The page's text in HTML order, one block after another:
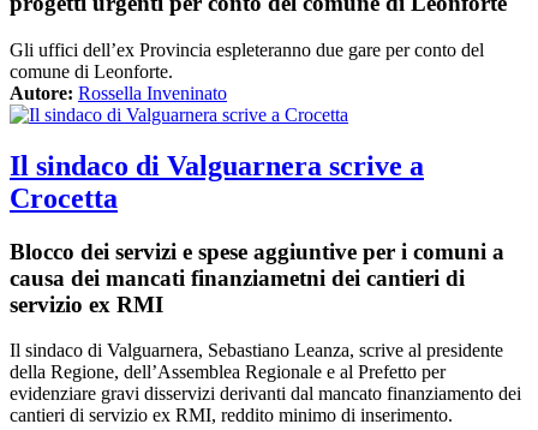
Gli uffici dell’ex Provincia espleteranno due gare per conto del
comune di Leonforte.
Autore: Rossella Inveninato
Il sindaco di Valguarnera scrive a
Crocetta
Blocco dei servizi e spese aggiuntive per i comuni a
causa dei mancati finanziametni dei cantieri di
servizio ex RMI
Il sindaco di Valguarnera, Sebastiano Leanza, scrive al presidente
della Regione, dell’Assemblea Regionale e al Prefetto per
evidenziare gravi disservizi derivanti dal mancato finanziamento dei
cantieri di servizio ex RMI, reddito minimo di inserimento.